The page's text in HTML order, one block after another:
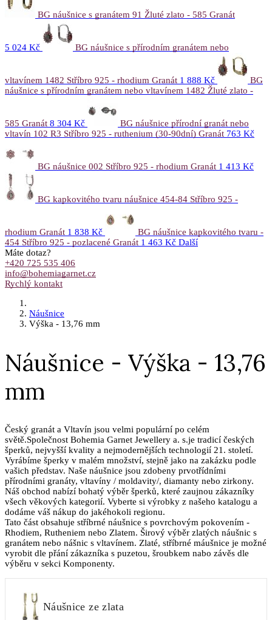
BG náušnice s granátem 91 Žluté zlato - 585 Granát
5 024 Kč BG náušnice s přírodním granátem nebo
vltavínem 1482 Stříbro 925 - rhodium Granát 1 888 Kč
BG
náušnice s přírodním granátem nebo vltavínem 1482 Žluté zlato -
585 Granát 8 304 Kč
BG náušnice přírodní granát nebo
vltavín 102 R3 Stříbro 925 - ruthenium (30-90dní) Granát 763 Kč
BG náušnice 002 Stříbro 925 - rhodium Granát 1 413 Kč
BG kapkovitého tvaru náušnice 454-84 Stříbro 925 -
rhodium Granát 1 838 Kč
BG náušnice kapkovitého tvaru -
454 Stříbro 925 - pozlacené Granát 1 463 Kč Další
Máte dotaz?
+420 725 535 406
info@bohemiagarnet.cz
Rychlý kontakt
Náušnice
Výška - 13,76 mm
Náušnice - Výška - 13,76
mm
Český granát a Vltavín jsou velmi populární po celém
světě.Společnost Bohemia Garnet Jewellery a. s.je tradicí českých
šperků, nejvyšší kvality a nejmodernějších technologií 21. století.
Vyrábíme šperky v malém množství, stejně jako na zakázku podle
vašich představ. Naše náušnice jsou zdobeny prvotřídními
přírodními granáty, vltavíny / moldavity/, diamanty nebo zirkony.
Náš obchod nabízí bohatý výběr šperků, které zaujnou zákazníky
všech věkových kategorií. Vyberte si výrobky z našeho katalogu a
dodáme váš nákup do jakéhokoli regionu.
Tato část obsahuje stříbrné náušnice s povrchovým pokovením -
Rhodiem, Rutheniem nebo Zlatem. Širový výběr zlatých náušnic s
granátem nebo nášnic s vltavínem. Zlaté, stříbrné máušnice je možné
vyrobit dle přání zákazníka s puzetou, šroubkem nabo závěs dle
výběru v sekci Komponenty.
Náušnice ze zlata